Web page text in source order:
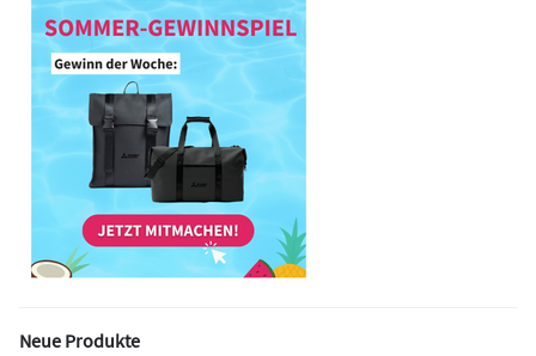
Neue Produkte